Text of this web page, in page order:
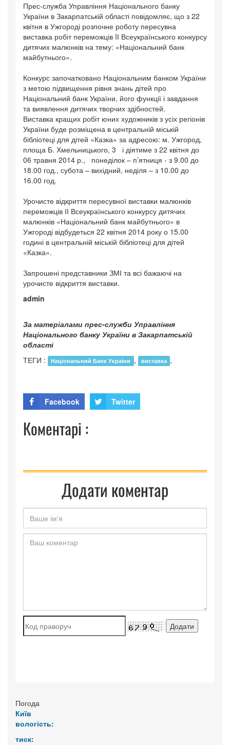
Прес-служба Управління Національного банку
України в Закарпатській області повідомляє, що з 22
квітня в Ужгороді розпочне роботу пересувна
виставка робіт переможців IІ Всеукраїнського конкурсу
дитячих малюнків на тему: «Національний банк
майбутнього».
Конкурс започатковано Національним банком України
з метою підвищення рівня знань дітей про
Національний банк України, його функції і завдання
та виявлення дитячих творчих здібностей.
Виставка кращих робіт юних художників з усіх регіонів
України буде розміщена в центральній міській
бібліотеці для дітей «Казка» за адресою: м. Ужгород,
площа Б. Хмельницького, 3 і діятиме з 22 квітня до
06 травня 2014 р., понеділок – п’ятниця - з 9.00 до
18.00 год., субота – вихідний, неділя – з 10.00 до
16.00 год.
Урочисте відкриття пересувної виставки малюнків
переможців ІІ Всеукраїнського конкурсу дитячих
малюнків «Національний банк майбутнього» в
Ужгороді відбудеться 22 квітня 2014 року о 15.00
годині в центральній міській бібліотеці для дітей
«Казка».
Запрошені представники ЗМІ та всі бажаючі на
урочисте відкриття виставки.
admin
За матеріалами прес-служби Управління
Національного банку України в Закарпатській
області
ТЕГИ :
Національний Банк України , виставка ,
Facebook Twitter
Коментарі :
Додати коментар
Погода
Київ
вологість:
тиск: